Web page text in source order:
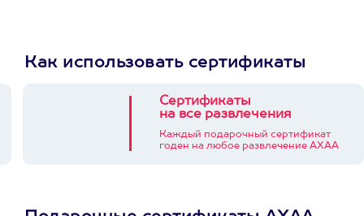
Как использовать сертификаты
Сертификаты
на все развлечения
Каждый подарочный сертификат
годен на любое развлечение АХАА